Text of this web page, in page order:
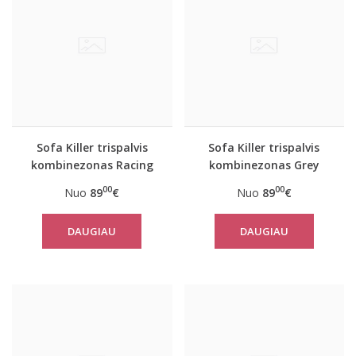
Sofa Killer trispalvis
kombinezonas Racing
Nuo 8900€
DAUGIAU
Sofa Killer trispalvis
kombinezonas Grey
Nuo 8900€
DAUGIAU